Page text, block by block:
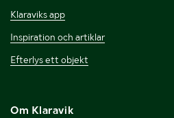
Klaraviks app
Inspiration och artiklar
Efterlys ett objekt
Om Klaravik